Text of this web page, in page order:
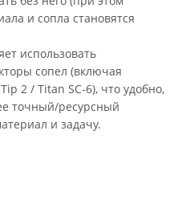
и сопла становятся
использовать
сопел (включая
2 / Titan SC-6), что удобно,
точный/ресурсный
и задачу.